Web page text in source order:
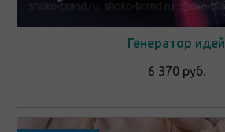
Генератор идей
6 370 руб.